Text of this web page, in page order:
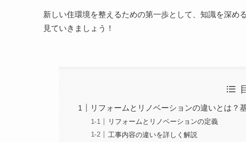
新しい住環境を整えるための第一歩として、知識を深め
見ていきましょう！
リフォームとリノベーションの違いとは？
リフォームとリノベーションの定義
工事内容の違いを詳しく解説